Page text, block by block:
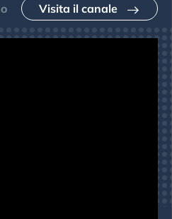
Visita il canale